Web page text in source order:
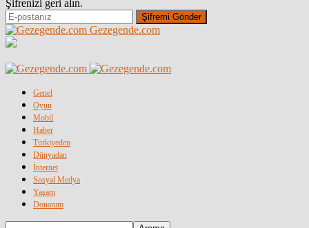
Şifrenizi geri alın.
Gezegende.com
Genel
Oyun
Mobil
Haber
Türkiyeden
Dünyadan
İnternet
Sosyal Medya
Yaşam
Donanım